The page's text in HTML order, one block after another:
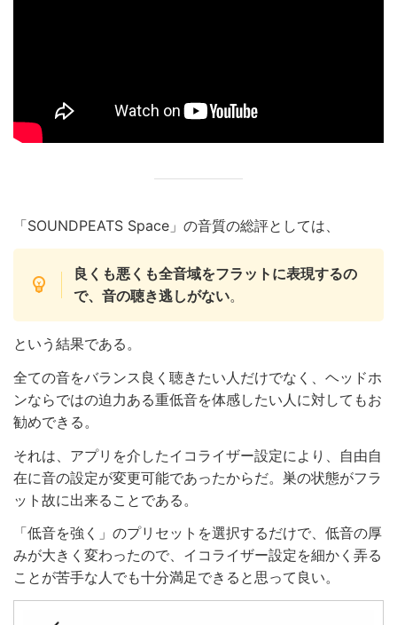
「SOUNDPEATS Space」の音質の総評としては、
良くも悪くも全音域をフラットに表現するの
で、音の聴き逃しがない。
という結果である。
全ての音をバランス良く聴きたい人だけでなく、ヘッドホ
ンならではの迫力ある重低音を体感したい人に対してもお
勧めできる。
それは、アプリを介したイコライザー設定により、自由自
在に音の設定が変更可能であったからだ。巣の状態がフラ
ット故に出来ることである。
「低音を強く」のプリセットを選択するだけで、低音の厚
みが大きく変わったので、イコライザー設定を細かく弄る
ことが苦手な人でも十分満足できると思って良い。